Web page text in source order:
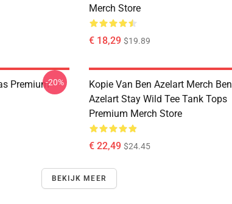
Merch Store
€ 18,29 $19.89
Premium-20%
Kopie Van Ben Azelart Merch Ben
Azelart Stay Wild Tee Tank Tops
Premium Merch Store
€ 22,49 $24.45
BEKIJK MEER